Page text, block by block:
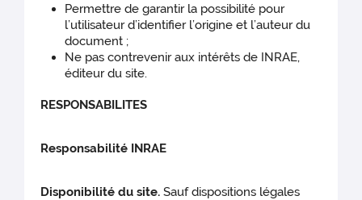
Permettre de garantir la possibilité pour
l’utilisateur d’identifier l’origine et l’auteur du
document ;
Ne pas contrevenir aux intérêts de INRAE,
éditeur du site.
RESPONSABILITES
Responsabilité INRAE
Disponibilité du site. Sauf dispositions légales